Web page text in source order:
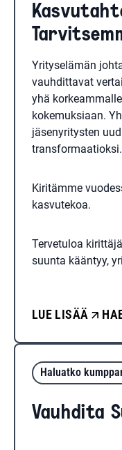
Yrityselämän
vauhdittavat
yhä
kokemuksiaan.
jäsenyritysten
transformaatioksi.
Kiritämme
kasvutekoa.
Tervetuloa
suunta kääntyy,
LUE LISÄÄ
Haluatko
Vauhdita